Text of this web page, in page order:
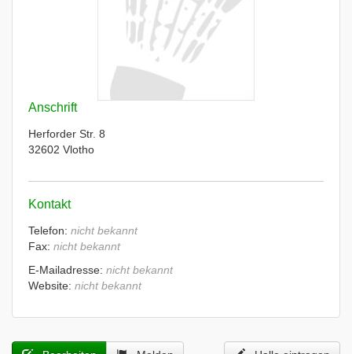
Anschrift
Herforder Str. 8
32602 Vlotho
Kontakt
Telefon: nicht bekannt
Fax: nicht bekannt
E-Mailadresse: nicht bekannt
Website: nicht bekannt